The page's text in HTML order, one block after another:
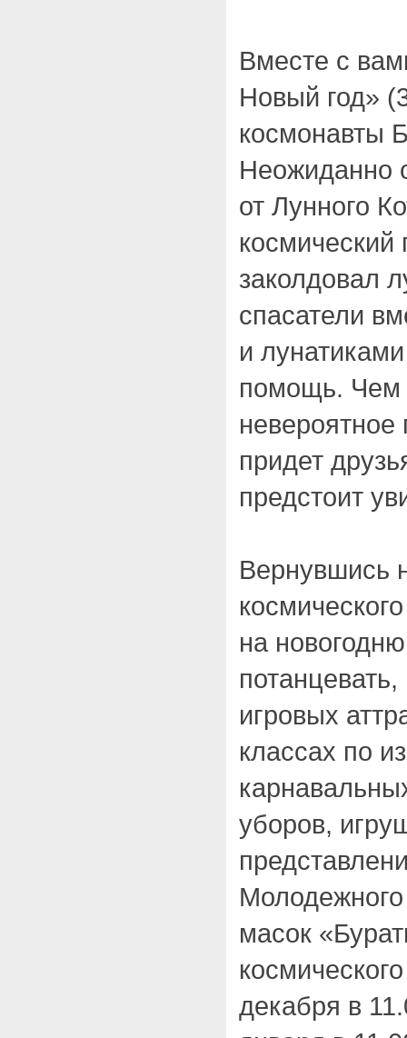
Вместе с
Новый год»
космонавты
Неожиданно
от Лунного
космический
заколдовал
спасатели
и
помощь. Чем
невероятное
придет
предстоит
Вернувшись
на
игровых
классах по
уборов,
Молодежного
масок
декабря в